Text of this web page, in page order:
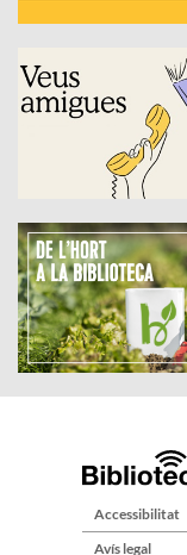
Accessibilitat
Avís legal